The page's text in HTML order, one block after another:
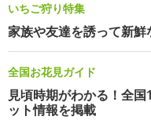
いちご狩り特集
家族や友達を誘って新
全国お花見ガイド
見頃時期がわかる！全
ット情報を掲載